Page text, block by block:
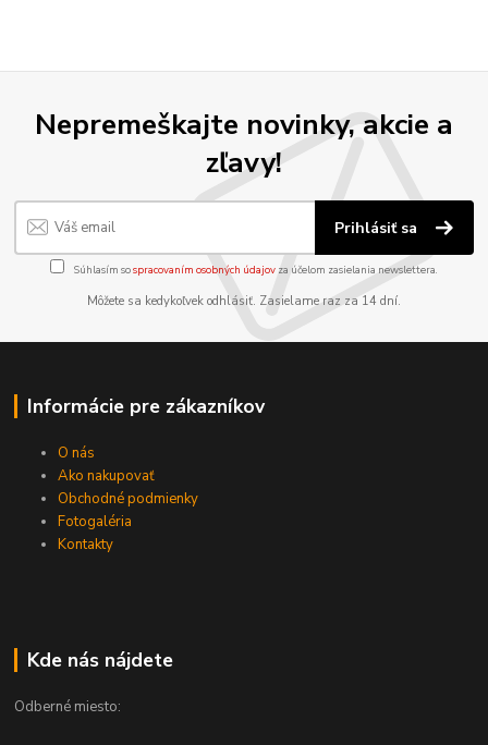
Nepremeškajte novinky, akcie a
zľavy!
Prihlásiť sa
Súhlasím sospracovaním osobných údajov za účelom zasielania newslettera.
Môžete sa kedykoľvek odhlásiť. Zasielame raz za 14 dní.
Informácie pre zákazníkov
O nás
Ako nakupovať
Obchodné podmienky
Fotogaléria
Kontakty
Kde nás nájdete
Odberné miesto: